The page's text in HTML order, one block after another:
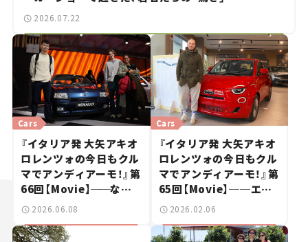
2026.07.22
Cars
『イタリア発 大矢アキオ
ロレンツォの今日もクル
マでアンディアーモ！』第
66回【Movie】──なぜ
「不鮮明」がトレンドに？
若者たちがレトロモビル
に熱視線を注ぐ理由
2026.06.08
Cars
『イタリア発 大矢アキオ
ロレンツォの今日もクル
マでアンディアーモ！』第
65回【Movie】──エン
ジン版ついに本国で発
売！新型フィアット500
2026.02.06